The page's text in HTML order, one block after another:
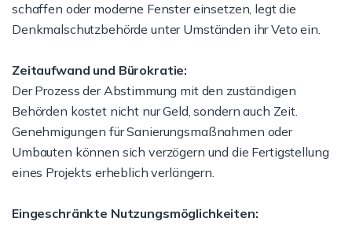
schaffen oder moderne Fenster einsetzen, legt die
Denkmalschutzbehörde unter Umständen ihr Veto ein.
Zeitaufwand und Bürokratie:
Der Prozess der Abstimmung mit den zuständigen
Behörden kostet nicht nur Geld, sondern auch Zeit.
Genehmigungen für Sanierungsmaßnahmen oder
Umbauten können sich verzögern und die Fertigstellung
eines Projekts erheblich verlängern.
Eingeschränkte Nutzungsmöglichkeiten: